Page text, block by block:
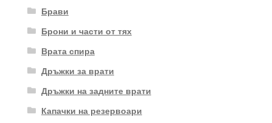
Брави
Брони и части от тях
Врата спира
Дръжки за врати
Дръжки на задните врати
Капачки на резервоари